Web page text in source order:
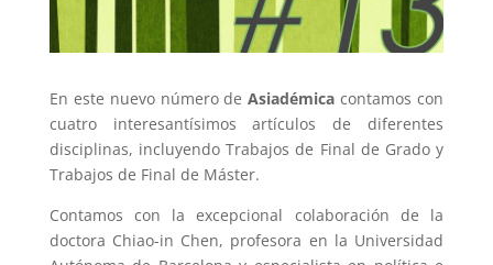
En este nuevo número deAsiadémica contamos con
cuatro interesantísimos artículos de diferentes
disciplinas, incluyendo Trabajos de Final de Grado y
Trabajos de Final de Máster.
Contamos con la excepcional colaboración de la
doctora Chiao-in Chen, profesora en la Universidad